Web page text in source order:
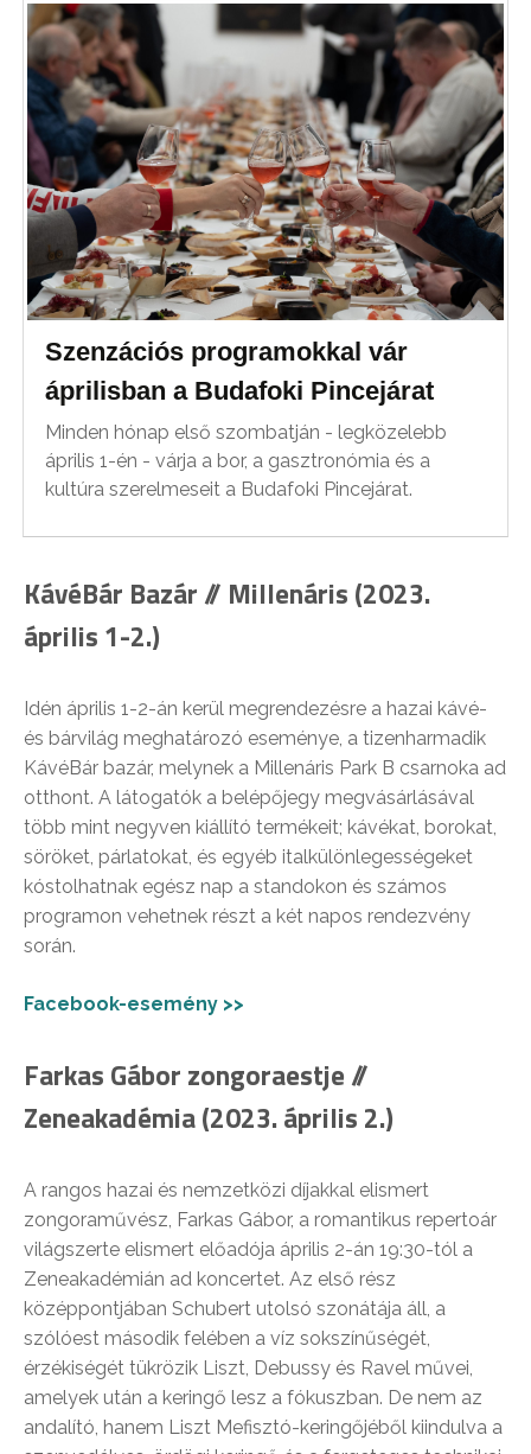
Szenzációs programokkal vár
áprilisban a Budafoki Pincejárat
Minden hónap első szombatján - legközelebb
április 1-én - várja a bor, a gasztronómia és a
kultúra szerelmeseit a Budafoki Pincejárat.
KávéBár Bazár // Millenáris (2023.
április 1-2.)
Idén április 1-2-án kerül megrendezésre a hazai kávé-
és bárvilág meghatározó eseménye, a tizenharmadik
KávéBár bazár, melynek a Millenáris Park B csarnoka ad
otthont. A látogatók a belépőjegy megvásárlásával
több mint negyven kiállító termékeit; kávékat, borokat,
söröket, párlatokat, és egyéb italkülönlegességeket
kóstolhatnak egész nap a standokon és számos
programon vehetnek részt a két napos rendezvény
során.
Facebook-esemény >>
Farkas Gábor zongoraestje //
Zeneakadémia (2023. április 2.)
A rangos hazai és nemzetközi díjakkal elismert
zongoraművész, Farkas Gábor, a romantikus repertoár
világszerte elismert előadója április 2-án 19:30-tól a
Zeneakadémián ad koncertet. Az első rész
középpontjában Schubert utolsó szonátája áll, a
szólóest második felében a víz sokszínűségét,
érzékiségét tükrözik Liszt, Debussy és Ravel művei,
amelyek után a keringő lesz a fókuszban. De nem az
andalító, hanem Liszt Mefisztó-keringőjéből kiindulva a